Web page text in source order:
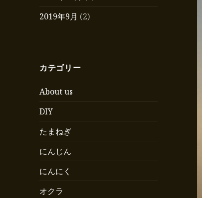
2019年9月 (2)
カテゴリー
About us
DIY
たまねぎ
にんじん
にんにく
オクラ